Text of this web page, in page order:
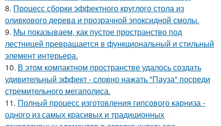
8. Процесс сборки эффектного круглого стола из
оливкового дерева и прозрачной эпоксидной смолы.
9. Мы показываем, как пустое пространство под
лестницей превращается в функциональный и стильный
элемент интерьера.
10. В этом компактном пространстве удалось создать
удивительный эффект - словно нажать "Пауза" посреди
стремительного мегаполиса.
11. Полный процесс изготовления гипсового карниза -
одного из самых красивых и традиционных